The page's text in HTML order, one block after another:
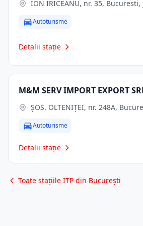
ION IRICEANU, nr. 35,
Autoturisme
Detalii stație
M&M SERV IMPORT EXPORT
ŞOS. OLTENIŢEI, nr. 248A,
Autoturisme
Detalii stație
Toate stațiile ITP din București